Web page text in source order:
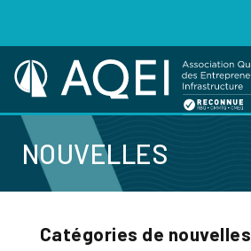
NOUVELLES
Catégories de nouvelles